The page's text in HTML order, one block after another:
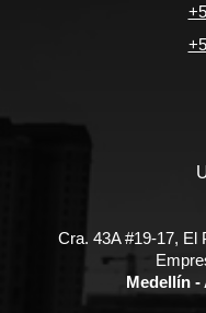
Cra. 43A #19-17, El
Medellín -